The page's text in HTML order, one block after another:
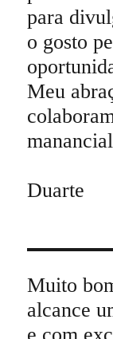
para
o gosto
Meu
Duarte
Muito
alcance